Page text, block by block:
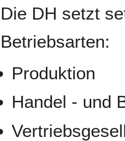
Die DH setzt
Betriebsarten:
Produktion
Handel - und